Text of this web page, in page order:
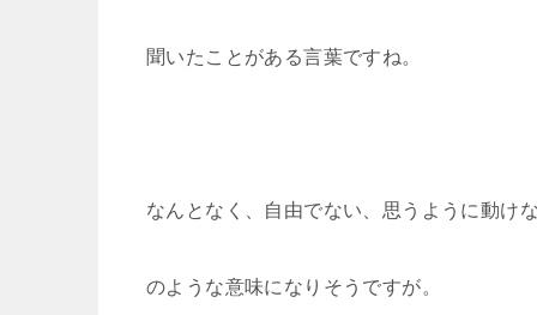
聞いたことがある言葉ですね。
なんとなく、自由でない、思うように動け
のような意味になりそうですが。